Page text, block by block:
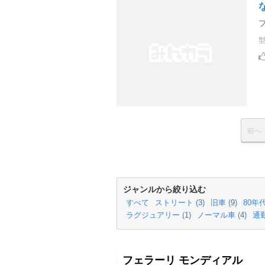
前へ
ジャンルから絞り込む
すべて ストリート (3) 旧車 (9)
80年
ラグジュアリー (1) ノーマル車 (4) 通
フェラーリ モンディアル